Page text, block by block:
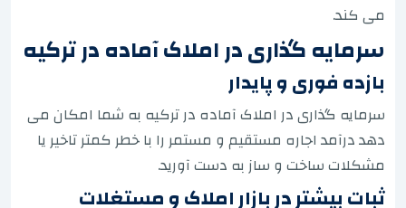
می کند.
سرمایه گذاری در املاک آماده در ترکیه
بازده فوری و پایدار
سرمایه گذاری در املاک آماده در ترکیه به شما امکان می
دهد درآمد اجاره مستقیم و مستمر را با خطر کمتر تاخیر یا
مشکلات ساخت و ساز به دست آورید.
ثبات بیشتر در بازار املاک و مستغلات